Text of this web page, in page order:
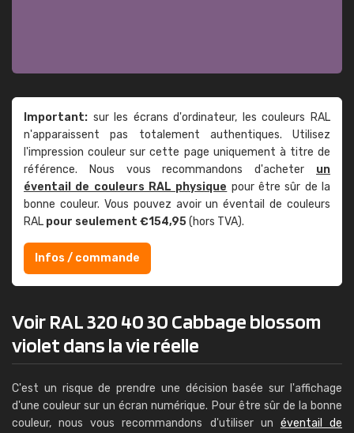
Important: sur les écrans d'ordinateur, les couleurs RAL
n'apparaissent pas totalement authentiques. Utilisez
l'impression couleur sur cette page uniquement à titre de
référence. Nous vous recommandons d'acheter un
éventail de couleurs RAL physique pour être sûr de la
bonne couleur. Vous pouvez avoir un éventail de couleurs
RAL pour seulement €154,95(hors TVA).
Infos / commande
Voir RAL 320 40 30 Cabbage blossom
violet dans la vie réelle
C'est un risque de prendre une décision basée sur l'affichage
d'une couleur sur un écran numérique. Pour être sûr de la bonne
couleur, nous vous recommandons d'utiliser un éventail de